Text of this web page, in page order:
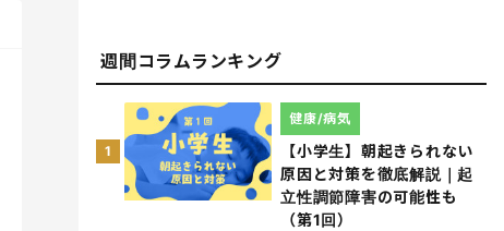
週間コラムランキング
1
【小学生】朝起きられない
原因と対策を徹底解説｜起
立性調節障害の可能性も
（第1回）
健康/病気